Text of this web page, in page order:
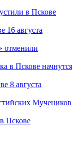
в Пскове
16 августа
отменили
в Пскове
8 августа
Пскове